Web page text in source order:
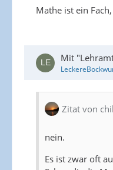
Mathe ist ein
Mit
Zitat von
nein.
Es ist zwar oft